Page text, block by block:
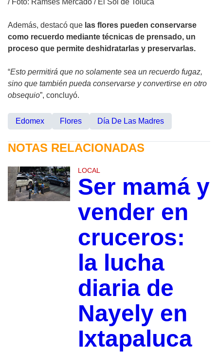
Además, destacó que las flores pueden conservarse
como recuerdo mediante técnicas de prensado, un
proceso que permite deshidratarlas y preservarlas.
“Esto permitirá que no solamente sea un recuerdo fugaz,
sino que también pueda conservarse y convertirse en otro
obsequio”, concluyó.
Edomex Flores Día De Las Madres
NOTAS RELACIONADAS
LOCAL
Ser mamá y
vender en
cruceros:
la lucha
diaria de
Nayely en
Ixtapaluca